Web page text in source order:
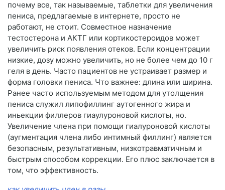
почему все, так называемые, таблетки для увеличения
пениса, предлагаемые в интернете, просто не
работают, не стоит. Совместное назначение
тестостерона и АКТГ или кортикостероидов может
увеличить риск появления отеков. Если концентрации
низкие, дозу можно увеличить, но не более чем до 10 г
геля в день. Часто пациентов не устраивает размер и
форма головки пениса. Что важнее: длина или ширина.
Ранее часто используемым методом для утолщения
пениса служил липофиллинг аутогенного жира и
иньекции филлеров гиаулуроновой кислоты, но.
Увеличение члена при помощи гиалуроновой кислоты
(аугментация члена либо интимный филлинг) является
безопасным, результативным, низкотравматичным и
быстрым способом коррекции. Его плюс заключается в
том, что эффективность.